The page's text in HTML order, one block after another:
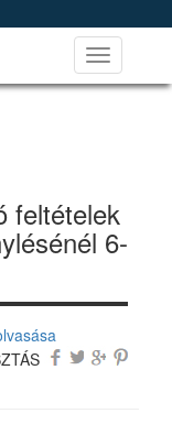
Toggle
navigation
feltételek
6-